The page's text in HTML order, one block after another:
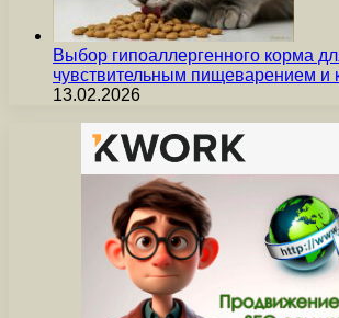
Выбор гипоаллергенного корма
чувствительным пищеварением
13.02.2026